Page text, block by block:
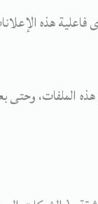
هذه
الملفات،